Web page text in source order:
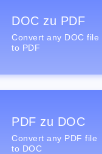
DOC zu PDF
Convert any DOC file
to PDF
PDF zu DOC
Convert any PDF file
to DOC